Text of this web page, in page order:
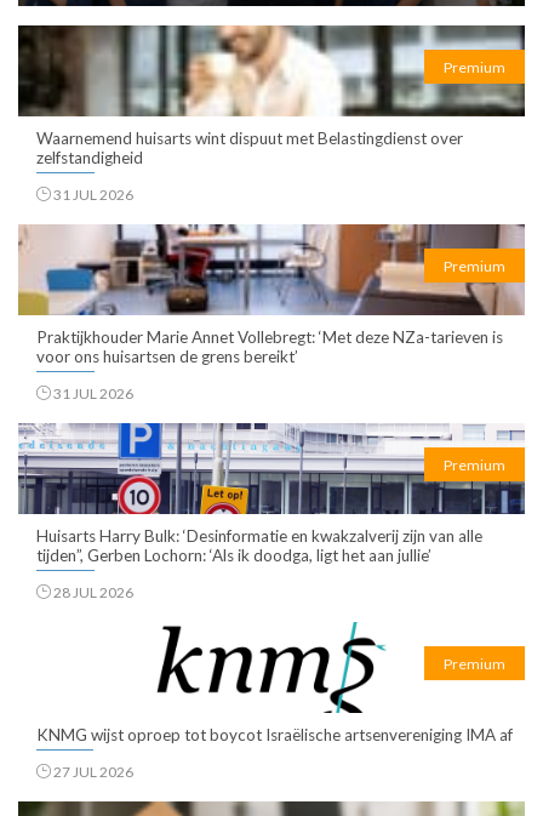
Premium
Waarnemend huisarts wint dispuut met Belastingdienst over
zelfstandigheid
31 JUL 2026
Premium
Praktijkhouder Marie Annet Vollebregt: ‘Met deze NZa-tarieven is
voor ons huisartsen de grens bereikt’
31 JUL 2026
Premium
Huisarts Harry Bulk: ‘Desinformatie en kwakzalverij zijn van alle
tijden”, Gerben Lochorn: ‘Als ik doodga, ligt het aan jullie’
28 JUL 2026
Premium
KNMG wijst oproep tot boycot Israëlische artsenvereniging IMA af
27 JUL 2026